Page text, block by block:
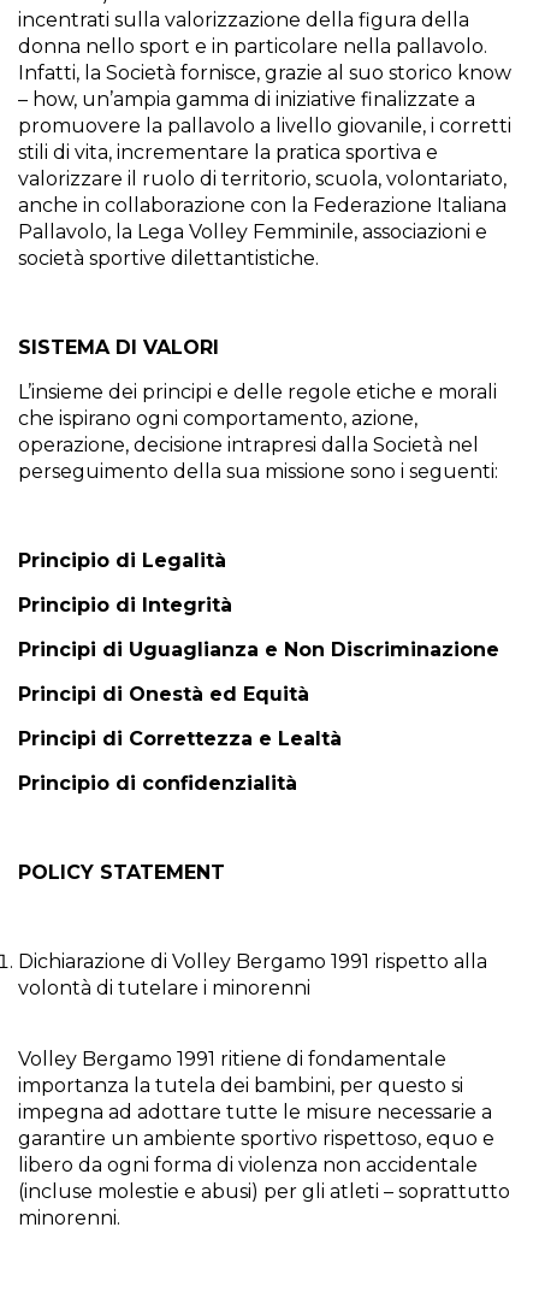
incentrati sulla valorizzazione della figura della
donna nello sport e in particolare nella pallavolo.
Infatti, la Società fornisce, grazie al suo storico know
– how, un’ampia gamma di iniziative finalizzate a
promuovere la pallavolo a livello giovanile, i corretti
stili di vita, incrementare la pratica sportiva e
valorizzare il ruolo di territorio, scuola, volontariato,
anche in collaborazione con la Federazione Italiana
Pallavolo, la Lega Volley Femminile, associazioni e
società sportive dilettantistiche.
SISTEMA DI VALORI
L’insieme dei principi e delle regole etiche e morali
che ispirano ogni comportamento, azione,
operazione, decisione intrapresi dalla Società nel
perseguimento della sua missione sono i seguenti:
Principio di Legalità
Principio di Integrità
Principi di Uguaglianza e Non Discriminazione
Principi di Onestà ed Equità
Principi di Correttezza e Lealtà
Principio di confidenzialità
POLICY STATEMENT
Dichiarazione di Volley Bergamo 1991 rispetto alla
volontà di tutelare i minorenni
Volley Bergamo 1991 ritiene di fondamentale
importanza la tutela dei bambini, per questo si
impegna ad adottare tutte le misure necessarie a
garantire un ambiente sportivo rispettoso, equo e
libero da ogni forma di violenza non accidentale
(incluse molestie e abusi) per gli atleti – soprattutto
minorenni.